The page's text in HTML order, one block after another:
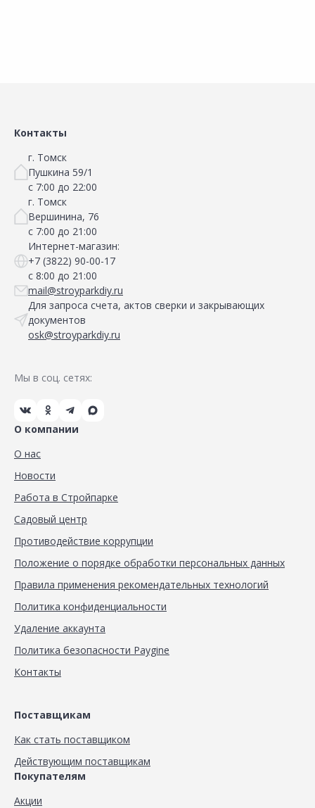
Контакты
г. Томск
Пушкина 59/1
с 7:00 до 22:00
г. Томск
Вершинина, 76
с 7:00 до 21:00
Интернет-магазин:
+7 (3822) 90-00-17
с 8:00 до 21:00
mail@stroyparkdiy.ru
Для запроса счета, актов сверки и закрывающих
документов
osk@stroyparkdiy.ru
Мы в соц. сетях:
О компании
О нас
Новости
Работа в Стройпарке
Садовый центр
Противодействие коррупции
Положение о порядке обработки персональных данных
Правила применения рекомендательных технологий
Политика конфиденциальности
Удаление аккаунта
Политика безопасности Paygine
Контакты
Поставщикам
Как стать поставщиком
Действующим поставщикам
Покупателям
Акции